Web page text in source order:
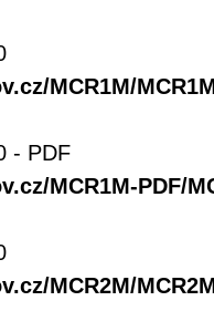
MCR1M/
- PDF
MCR1M-PDF/
MCR2M/